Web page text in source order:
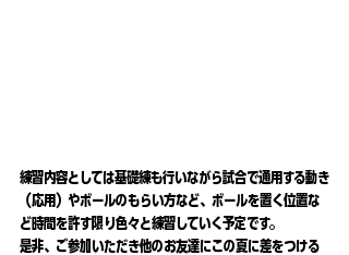
練習内容としては基礎練も行いながら試合で通用する動き
（応用）やボールのもらい方など、ボールを置く位置な
ど時間を許す限り色々と練習していく予定です。
是非、ご参加いただき他のお友達にこの夏に差をつける